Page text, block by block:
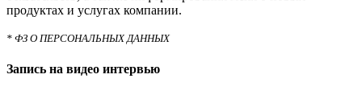
продуктах и услугах компании.
* ФЗ О ПЕРСОНАЛЬНЫХ ДАННЫХ
Запись на видео интервью